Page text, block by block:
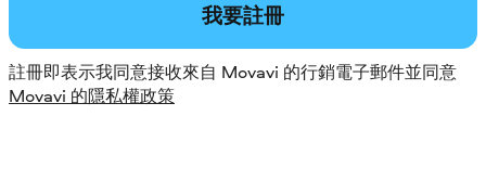
我要註冊
註冊即表示我同意接收來自 Movavi 的行銷電子郵件並同意
Movavi 的隱私權政策